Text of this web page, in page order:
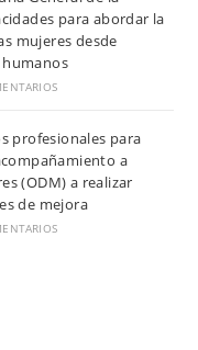
para abordar la
mujeres desde
profesionales para
a
(ODM) a realizar
de mejora